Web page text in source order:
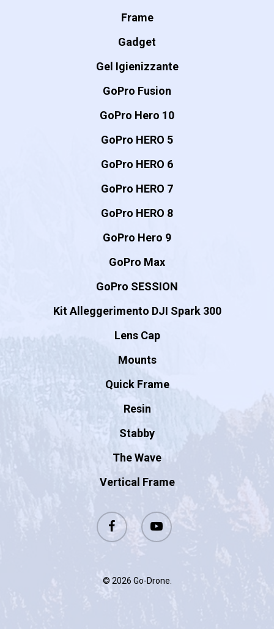
Frame
Gadget
Gel Igienizzante
GoPro Fusion
GoPro Hero 10
GoPro HERO 5
GoPro HERO 6
GoPro HERO 7
GoPro HERO 8
GoPro Hero 9
GoPro Max
GoPro SESSION
Kit Alleggerimento DJI Spark 300
Lens Cap
Mounts
Quick Frame
Resin
Stabby
The Wave
Vertical Frame
© 2026 Go-Drone.